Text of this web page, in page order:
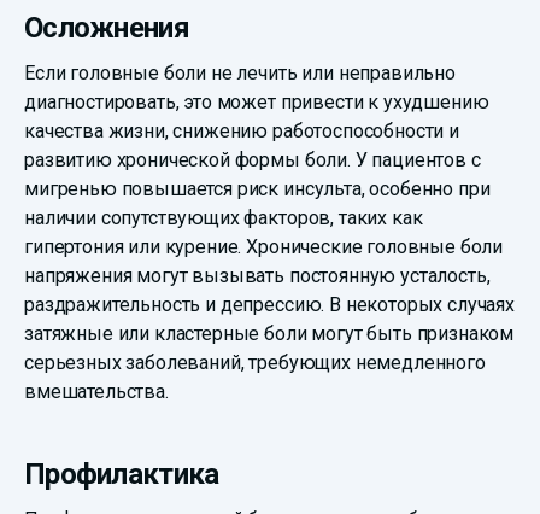
Осложнения
Если головные боли не лечить или неправильно
диагностировать, это может привести к ухудшению
качества жизни, снижению работоспособности и
развитию хронической формы боли. У пациентов с
мигренью повышается риск инсульта, особенно при
наличии сопутствующих факторов, таких как
гипертония или курение. Хронические головные боли
напряжения могут вызывать постоянную усталость,
раздражительность и депрессию. В некоторых случаях
затяжные или кластерные боли могут быть признаком
серьезных заболеваний, требующих немедленного
вмешательства.
Профилактика